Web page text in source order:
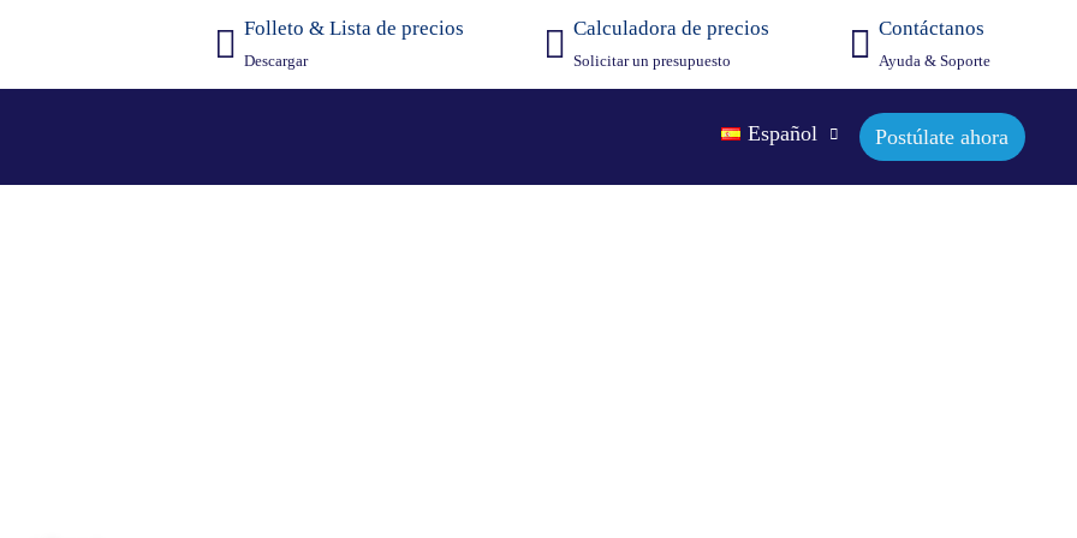
Folleto & Lista de precios
Descargar
Calculadora de precios
Solicitar un presupuesto
Contáctanos
Ayuda & Soporte
Español Postúlate ahora